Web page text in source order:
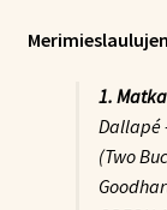
1.
Dallapé
(Two